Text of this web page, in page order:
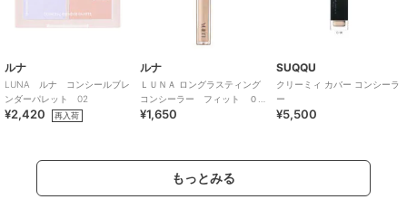
ルナ
LUNA ルナ コンシールブレ
ンダーパレット 02
¥2,420 再入荷
ルナ
ＬＵＮＡ ロングラスティング
コンシーラー フィット ０
１バニラ(韓国コスメ)
¥1,650
SUQQU
クリーミィ カバー コンシーラ
ー
¥5,500
もっとみる